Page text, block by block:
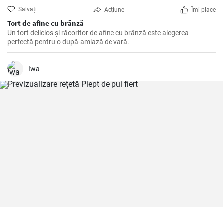
Salvați Acțiune Îmi place
Tort de afine cu brânză
Un tort delicios și răcoritor de afine cu brânză este alegerea
perfectă pentru o după-amiază de vară.
Iwa